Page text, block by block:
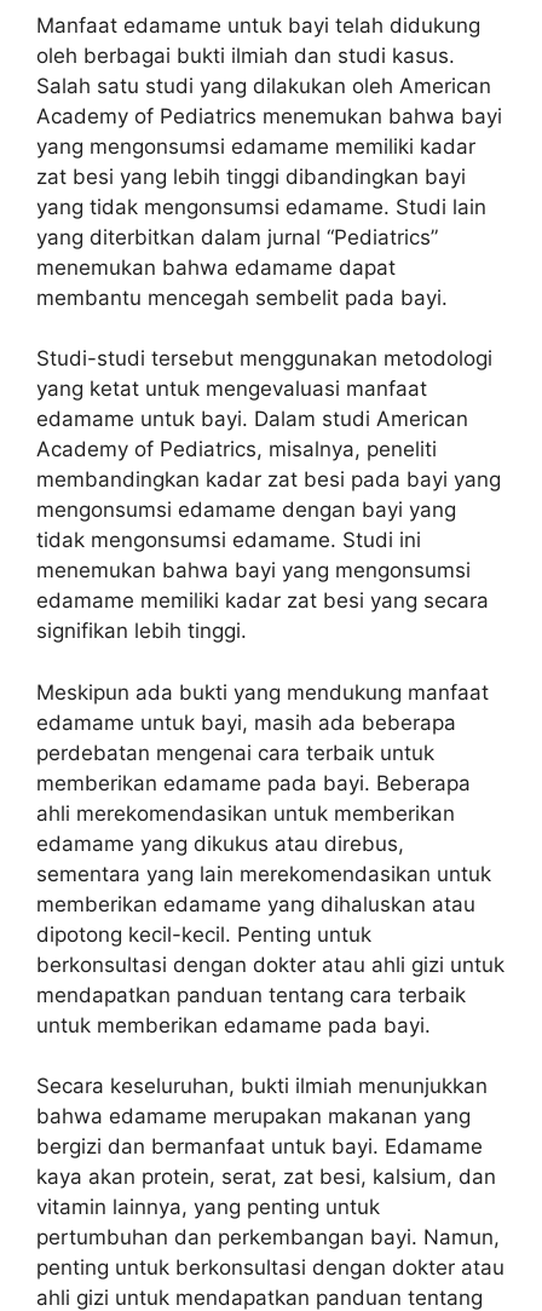
Manfaat edamame untuk bayi telah didukung
oleh berbagai bukti ilmiah dan studi kasus.
Salah satu studi yang dilakukan oleh American
Academy of Pediatrics menemukan bahwa bayi
yang mengonsumsi edamame memiliki kadar
zat besi yang lebih tinggi dibandingkan bayi
yang tidak mengonsumsi edamame. Studi lain
yang diterbitkan dalam jurnal “Pediatrics”
menemukan bahwa edamame dapat
membantu mencegah sembelit pada bayi.
Studi-studi tersebut menggunakan metodologi
yang ketat untuk mengevaluasi manfaat
edamame untuk bayi. Dalam studi American
Academy of Pediatrics, misalnya, peneliti
membandingkan kadar zat besi pada bayi yang
mengonsumsi edamame dengan bayi yang
tidak mengonsumsi edamame. Studi ini
menemukan bahwa bayi yang mengonsumsi
edamame memiliki kadar zat besi yang secara
signifikan lebih tinggi.
Meskipun ada bukti yang mendukung manfaat
edamame untuk bayi, masih ada beberapa
perdebatan mengenai cara terbaik untuk
memberikan edamame pada bayi. Beberapa
ahli merekomendasikan untuk memberikan
edamame yang dikukus atau direbus,
sementara yang lain merekomendasikan untuk
memberikan edamame yang dihaluskan atau
dipotong kecil-kecil. Penting untuk
berkonsultasi dengan dokter atau ahli gizi untuk
mendapatkan panduan tentang cara terbaik
untuk memberikan edamame pada bayi.
Secara keseluruhan, bukti ilmiah menunjukkan
bahwa edamame merupakan makanan yang
bergizi dan bermanfaat untuk bayi. Edamame
kaya akan protein, serat, zat besi, kalsium, dan
vitamin lainnya, yang penting untuk
pertumbuhan dan perkembangan bayi. Namun,
penting untuk berkonsultasi dengan dokter atau
ahli gizi untuk mendapatkan panduan tentang